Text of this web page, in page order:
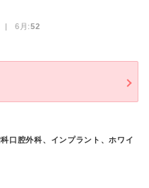
| 6月:52
口腔外科、インプラント、ホワイ